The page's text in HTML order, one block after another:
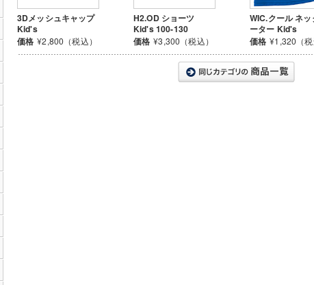
3Dメッシュキャップ
Kid's
価格 ¥2,800（税込）
H2.OD ショーツ
Kid's 100-130
価格 ¥3,300（税込）
WIC.クール ネッ
ーター Kid's
価格 ¥1,320（